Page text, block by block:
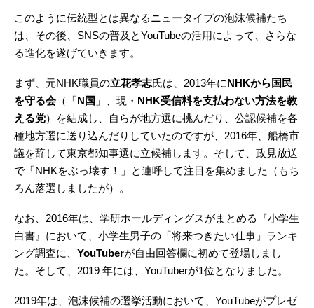
このように伝統型とは異なるニュータイプの泡沫候補たち
は、その後、SNSの普及とYouTubeの活用によって、さらな
る進化を遂げていきます。
まず、元NHK職員の立花孝志氏は、2013年にNHKから国民
を守る会（「N国 」、現・ NHK受信料を支払わない方法を教
える党）を結成し、自らが地方選に挑んだり、公認候補を各
種地方選に送り込んだりしていたのですが、2016年、船橋市
議を辞して東京都知事選に立候補します。そして、政見放送
で「NHKをぶっ壊す！」と連呼して注目を集めました（もち
ろん落選しましたが）。
なお、2016年は、学研ホールディングスがまとめる『小学生
白書』において、小学生男子の「将来つきたい仕事」ランキ
ング調査に、 YouTuberが自由回答欄に初めて登場しまし
た。そして、2019 年には、YouTuberが1位となりました。
2019年は、泡沫候補の選挙活動において、YouTubeがプレゼ